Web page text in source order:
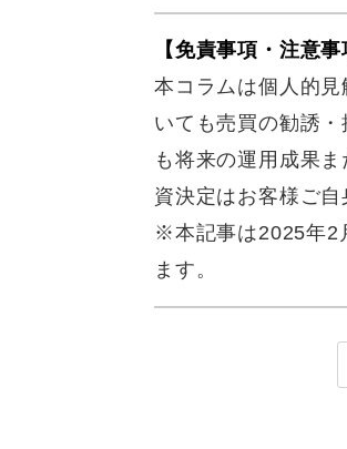
【免責事項・注意事
本コラムは個人的
いても売買の勧誘
も将来の運用成果
資決定はお客様ご自
※本記事は2025年2
ます。